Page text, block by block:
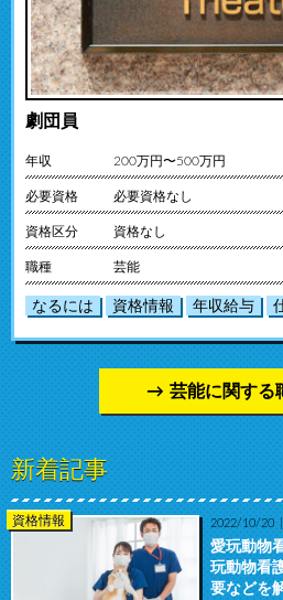
劇団員
年収 200万円〜500万円
必要資格 必要資格なし
資格区分 資格なし
職種 芸能
なるには 資格情報 年収給与
芸能に関する
新着記事
資格情報 2022/10/20
愛玩動物
玩動物看
要などを